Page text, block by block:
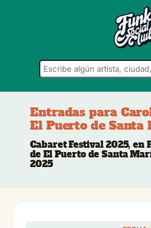
Entradas para
El Puerto de Santa
Cabaret Festival 2025, en
de El Puerto de Santa
2025